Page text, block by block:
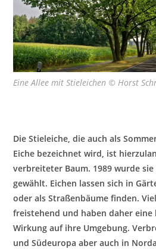
Eine Allee mit Stieleichen © Horst
Die Stieleiche, die auch als
Eiche bezeichnet wird, ist
verbreiteter Baum. 1989 wurde sie
gewählt. Eichen lassen sich in
oder als Straßenbäume finden.
freistehend und haben daher eine
Wirkung auf ihre Umgebung.
und Südeuropa aber auch in